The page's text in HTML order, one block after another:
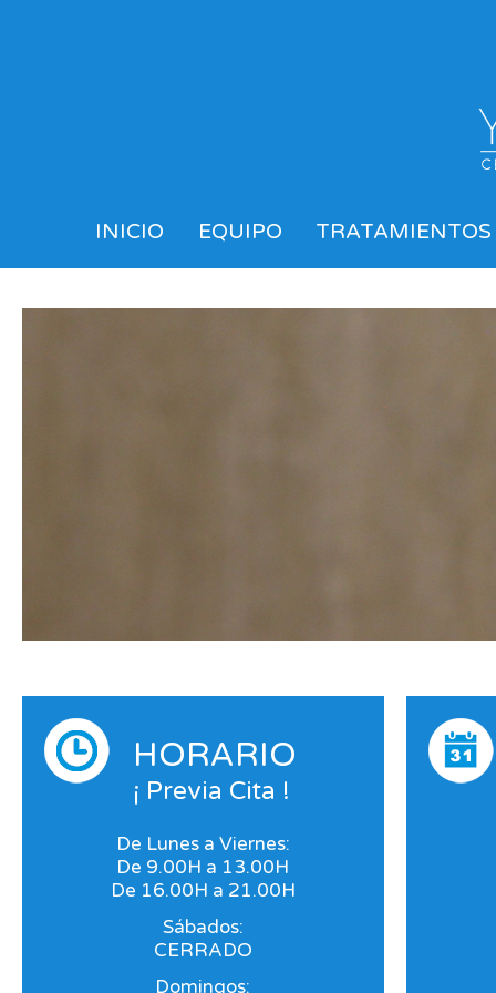
INICIO EQUIPO
HORARIO
¡ Previa Cita !
De Lunes a Viernes:
De 9.00H a 13.00H
De 16.00H a 21.00H
Sábados:
CERRADO
Domingos: